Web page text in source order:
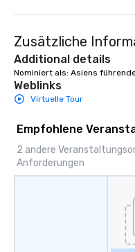
Zusätzliche
Additional details
Nominiert als: Asiens
Weblinks
Virtuelle Tour
Empfohlene
2 andere
Anforderungen